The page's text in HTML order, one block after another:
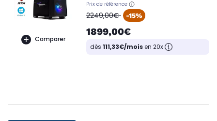
Comparer
Prix de référence
oldPrice
2249,00€ -15%
1899,00€
dès 111,33€/moisen 20x